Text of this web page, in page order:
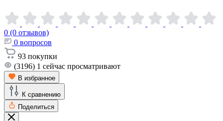
0 (0 отзывов)
0 вопросов
93 покупки
(3196) 1 сейчас просматривают
В избранное
К сравнению
Поделиться